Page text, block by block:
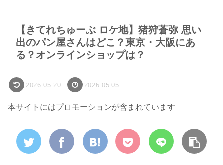
【きてれちゅーぶ ロケ地】猪狩蒼弥 思い
出のパン屋さんはどこ？東京・大阪にあ
る？オンラインショップは？
2026.05.20 2026.05.05
本サイトにはプロモーションが含まれています